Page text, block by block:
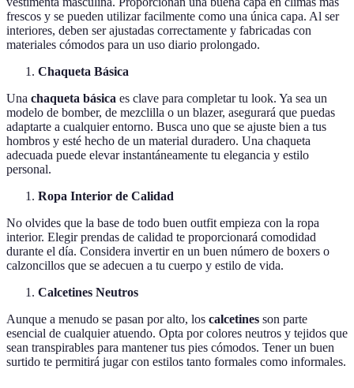
frescos y se pueden utilizar facilmente como una única capa. Al ser
interiores, deben ser ajustadas correctamente y fabricadas con
materiales cómodos para un uso diario prolongado.
Chaqueta Básica
Una chaqueta básica es clave para completar tu look. Ya sea un
modelo de bomber, de mezclilla o un blazer, asegurará que puedas
adaptarte a cualquier entorno. Busca uno que se ajuste bien a tus
hombros y esté hecho de un material duradero. Una chaqueta
adecuada puede elevar instantáneamente tu elegancia y estilo
personal.
Ropa Interior de Calidad
No olvides que la base de todo buen outfit empieza con la ropa
interior. Elegir prendas de calidad te proporcionará comodidad
durante el día. Considera invertir en un buen número de boxers o
calzoncillos que se adecuen a tu cuerpo y estilo de vida.
Calcetines Neutros
Aunque a menudo se pasan por alto, los calcetines son parte
esencial de cualquier atuendo. Opta por colores neutros y tejidos que
sean transpirables para mantener tus pies cómodos. Tener un buen
surtido te permitirá jugar con estilos tanto formales como informales.